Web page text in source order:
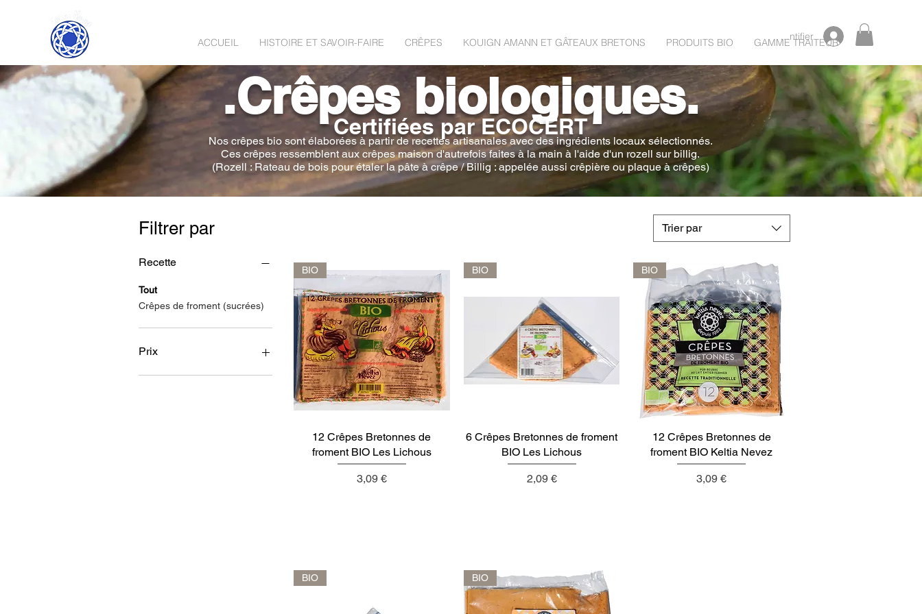
ACCUEIL HISTOIRE ET SAVOIR-FAIRE CRÊPES KOUIGN AMANN ET GÂTEAUX BRETONS PRODUITS BIO GAMME TRAITEUR
S'identifier
.Crêpes biologiques.
Certifiées par ECOCERT
Nos crêpes bio sont élaborées à partir de recettes artisanales avec des ingrédients locaux sélectionnés.
Ces crêpes ressemblent aux crêpes maison d'autrefois faites à la main à l'aide d'un rozell sur billig.
(Rozell : Rateau de bois pour étaler la pâte à crêpe / Billig : appelée aussi crêpière ou plaque à crêpes)
Filtrer par
Recette
Tout
Crêpes de froment (sucrées)
Prix
Trier par
Aperçu rapide
BIO
12 Crêpes Bretonnes de
froment BIO Les Lichous
Prix
3,09 €
Aperçu rapide
BIO
6 Crêpes Bretonnes de froment
BIO Les Lichous
Prix
2,09 €
Aperçu rapide
BIO
12 Crêpes Bretonnes de
froment BIO Keltia Nevez
Prix
3,09 €
BIO BIO